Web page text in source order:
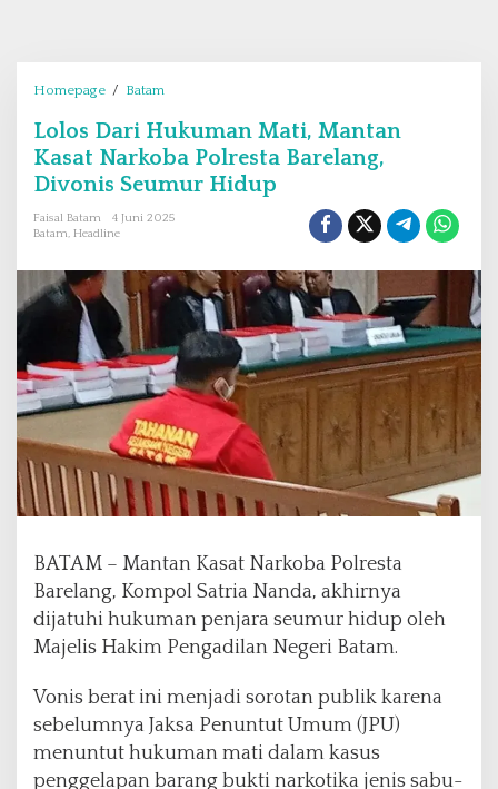
Homepage / Batam
l
o
s
a
i
H
u
m
a
n
M
a
t
i
M
n
t
K
a
s
a
t
Lolos Dari Hukuman Mati, Mantan
Kasat Narkoba Polresta Barelang,
Divonis Seumur Hidup
Faisal Batam
4 Juni 2025
Batam, Headline
BATAM – Mantan Kasat Narkoba Polresta
Barelang, Kompol Satria Nanda, akhirnya
dijatuhi hukuman penjara seumur hidup oleh
Majelis Hakim Pengadilan Negeri Batam.
Vonis berat ini menjadi sorotan publik karena
sebelumnya Jaksa Penuntut Umum (JPU)
menuntut hukuman mati dalam kasus
penggelapan barang bukti narkotika jenis sabu-